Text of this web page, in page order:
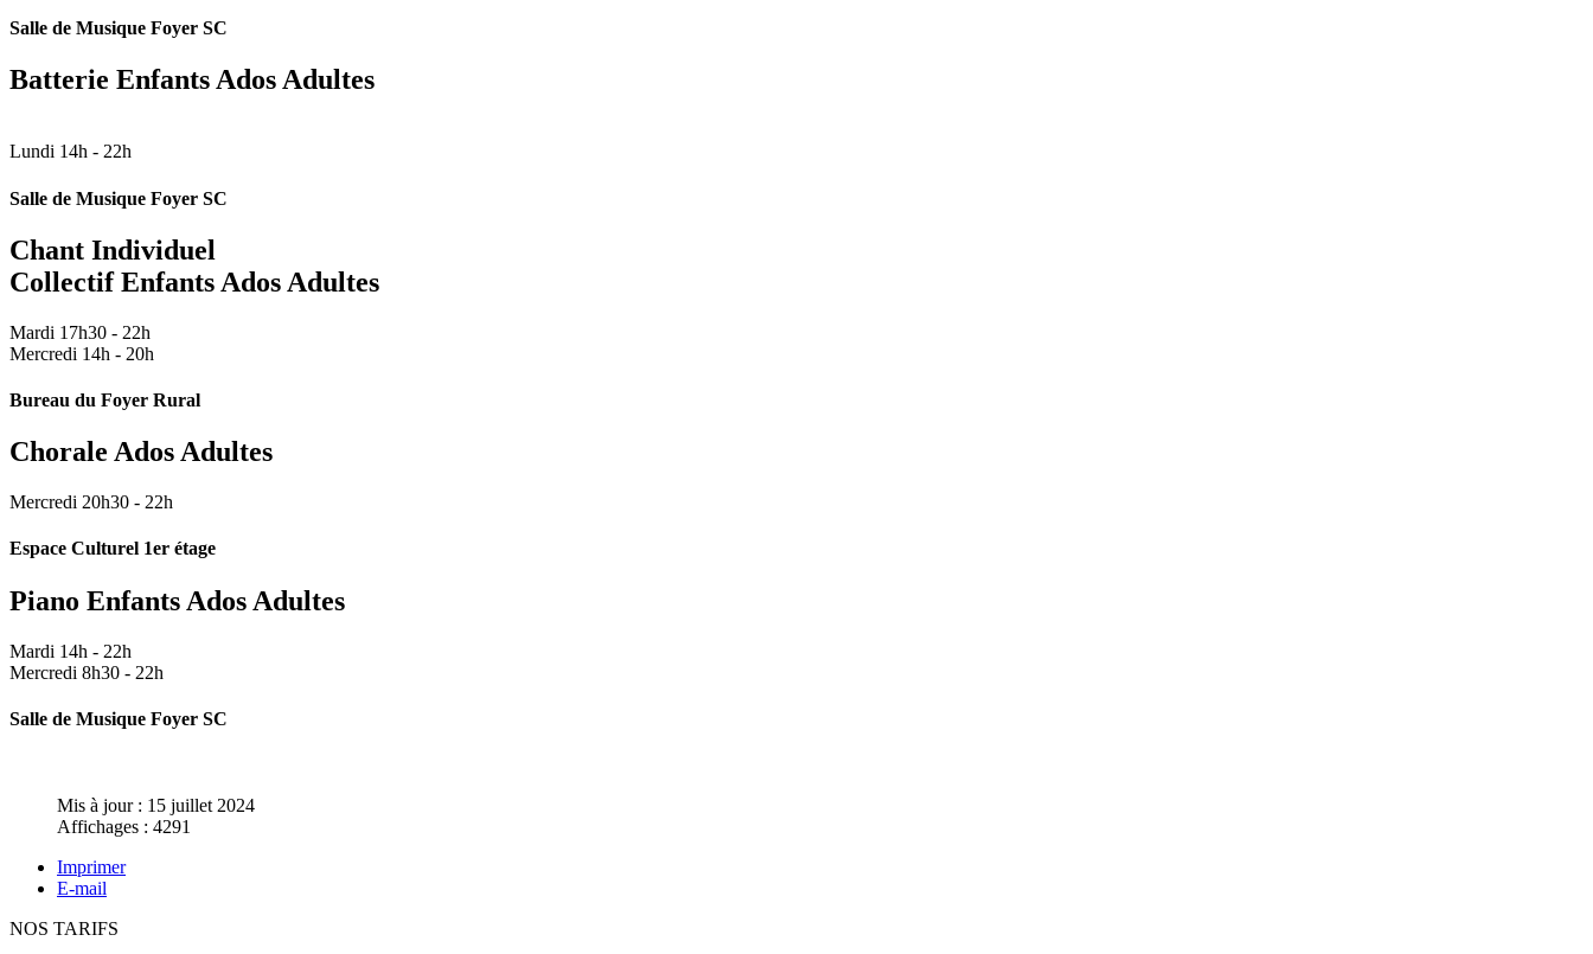
Salle de Musique Foyer SC
Batterie Enfants Ados Adultes
Lundi 14h - 22h
Salle de Musique Foyer SC
Chant Individuel
Collectif Enfants Ados Adultes
Mardi 17h30 - 22h
Mercredi 14h - 20h
Bureau du Foyer Rural
Chorale Ados Adultes
Mercredi 20h30 - 22h
Espace Culturel 1er étage
Piano Enfants Ados Adultes
Mardi 14h - 22h
Mercredi 8h30 - 22h
Salle de Musique Foyer SC
Mis à jour : 15 juillet 2024
Affichages : 4291
Imprimer
E-mail
NOS TARIFS